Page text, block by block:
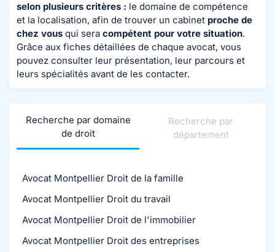
selon plusieurs critères : le domaine de compétence
et la localisation, afin de trouver un cabinet proche de
chez vous qui sera compétent pour votre situation.
Grâce aux fiches détaillées de chaque avocat, vous
pouvez consulter leur présentation, leur parcours et
leurs spécialités avant de les contacter.
Recherche par domaine
de droit
Recherche par
département
Avocat Montpellier Droit de la famille
Avocat Montpellier Droit du travail
Avocat Montpellier Droit de l'immobilier
Avocat Montpellier Droit des entreprises